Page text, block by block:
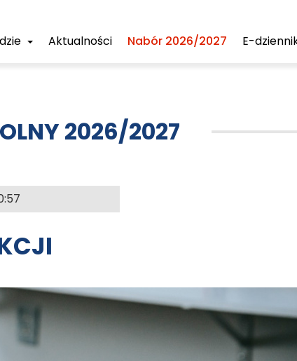
Aktualności Nabór 2026/2027 E-
2026/2027